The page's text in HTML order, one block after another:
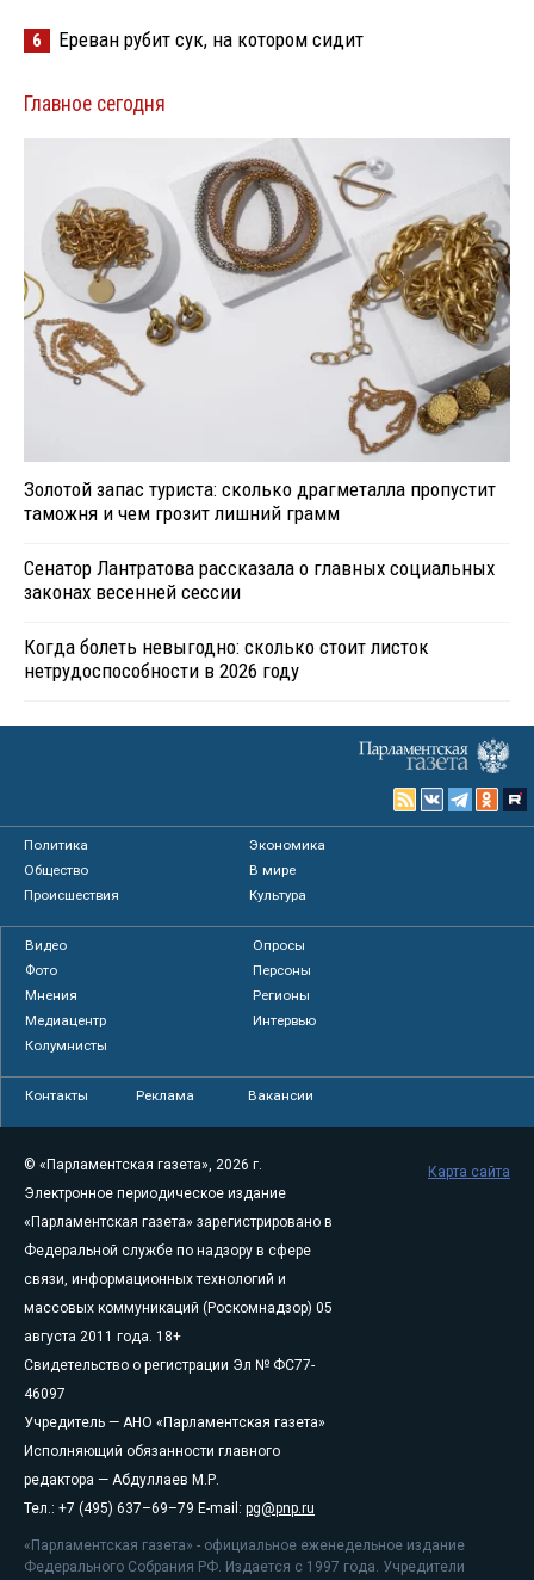
6 Ереван рубит сук, на котором сидит
Главное сегодня
Золотой запас туриста: сколько драгметалла пропустит
таможня и чем грозит лишний грамм
Сенатор Лантратова рассказала о главных социальных
законах весенней сессии
Когда болеть невыгодно: сколько стоит листок
нетрудоспособности в 2026 году
Политика
Экономика
Общество
В мире
Происшествия
Культура
Видео
Опросы
Фото
Персоны
Мнения
Регионы
Медиацентр
Интервью
Колумнисты
Контакты Реклама Вакансии
© «Парламентская газета», 2026 г.
Электронное периодическое издание
«Парламентская газета» зарегистрировано в
Федеральной службе по надзору в сфере
связи, информационных технологий и
массовых коммуникаций (Роскомнадзор) 05
августа 2011 года. 18+
Свидетельство о регистрации Эл № ФС77-
46097
Учредитель — АНО «Парламентская газета»
Исполняющий обязанности главного
редактора — Абдуллаев М.Р.
Тел.: +7 (495) 637–69–79 E-mail: pg@pnp.ru
«Парламентская газета» - официальное еженедельное издание
Федерального Собрания РФ. Издается с 1997 года. Учредители
Карта сайта